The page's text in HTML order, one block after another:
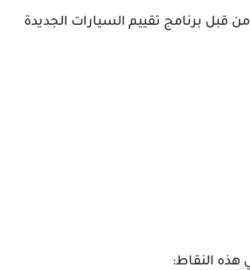
لم يتم إجراء اختبار الأمان والسلامة على سيارة نيسان باترول 2018 من قبل برنامج تقييم السيارات الجديدة